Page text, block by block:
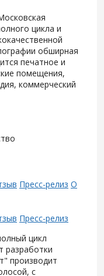
цикла и
обширная
печатное и
помещения,
коммерческий
Пресс-релиз О
Пресс-релиз
цикл
разработки
производит
с